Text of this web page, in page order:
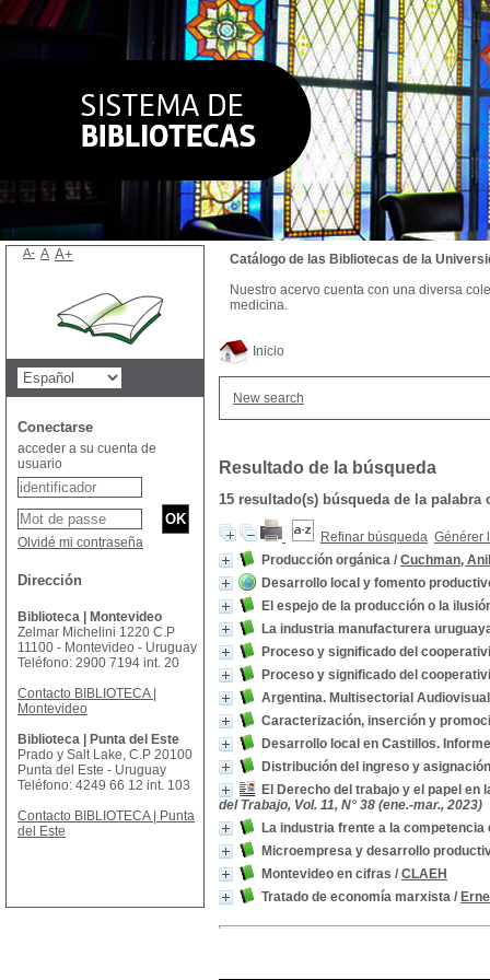
Inicio
New search
Resultado de la búsqueda
15 resultado(s) búsqueda de la palabra
Refinar búsqueda Générer
Producción orgánica / Cuchman,
Desarrollo local y fomento
El espejo de la producción o la
La industria manufacturera
Proceso y significado del
Proceso y significado del
Argentina. Multisectorial
Caracterización, inserción y
Desarrollo local en Castillos.
Distribución del ingreso y
El Derecho del trabajo y el papel
del Trabajo, Vol. 11, N° 38 (ene.-mar., 2023)
La industria frente a la competencia
Microempresa y desarrollo
Montevideo en cifras / CLAEH
Tratado de economía marxista /
Catálogo de las Bibliotecas de la
Nuestro acervo cuenta con una diversa
medicina.
A- A A+
Conectarse
acceder a su cuenta de
usuario
Olvidé mi contraseña
Dirección
Biblioteca | Montevideo
Zelmar Michelini 1220 C.P
11100 - Montevideo - Uruguay
Teléfono: 2900 7194 int. 20
Contacto BIBLIOTECA |
Montevideo
Biblioteca | Punta del Este
Prado y Salt Lake, C.P 20100
Punta del Este - Uruguay
Teléfono: 4249 66 12 int. 103
Contacto BIBLIOTECA | Punta
del Este